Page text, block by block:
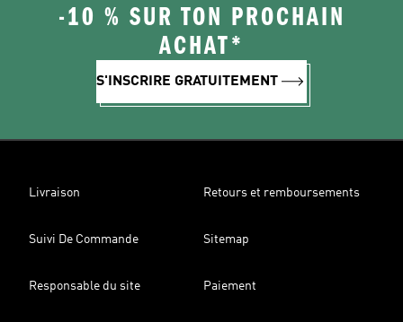
-10 % SUR TON PROCHAIN
ACHAT*
S'INSCRIRE GRATUITEMENT
Livraison Retours et remboursements
Suivi De Commande Sitemap
Responsable du site Paiement